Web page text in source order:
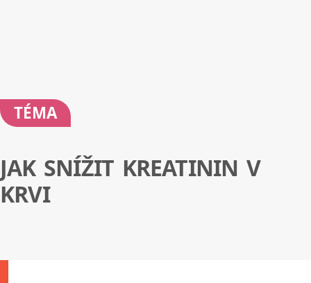
TÉMA
JAK SNÍŽIT KREATININ V
KRVI